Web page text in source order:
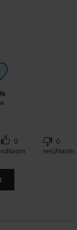
0
súhlasím
0
nesúhlasím